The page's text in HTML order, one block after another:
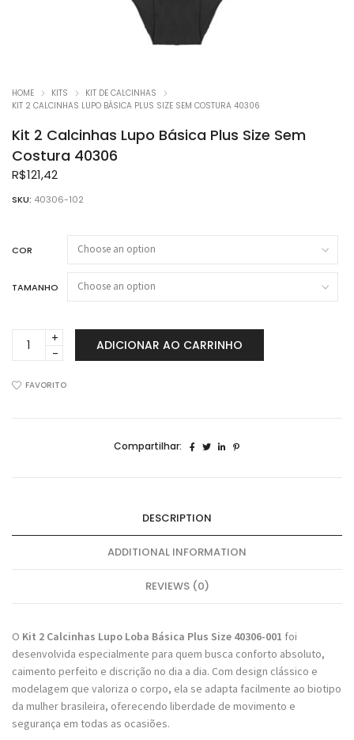
HOME KITS
KIT DE CALCINHAS
KIT 2 CALCINHAS LUPO BÁSICA PLUS SIZE SEM COSTURA 40306
Kit 2 Calcinhas Lupo Básica Plus Size Sem
Costura 40306
R$121,42
SKU: 40306-102
COR
TAMANHO
Lupo
ADICIONAR AO CARRINHO
FAVORITO
Compartilhar:
DESCRIPTION
ADDITIONAL INFORMATION
REVIEWS (0)
O Kit 2 Calcinhas Lupo Loba Básica Plus Size 40306-001 foi
desenvolvida especialmente para quem busca conforto absoluto,
caimento perfeito e discrição no dia a dia. Com design clássico e
modelagem que valoriza o corpo, ela se adapta facilmente ao biotipo
da mulher brasileira, oferecendo liberdade de movimento e
segurança em todas as ocasiões.